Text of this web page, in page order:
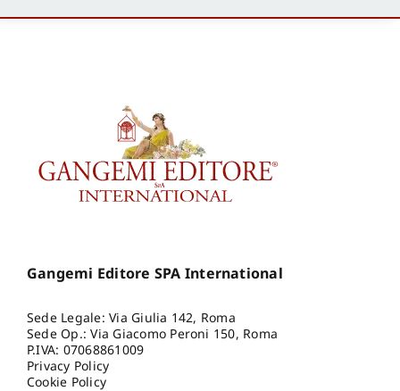
Gangemi Editore SPA International
Sede Legale: Via Giulia 142, Roma
Sede Op.: Via Giacomo Peroni 150, Roma
P.IVA: 07068861009
Privacy Policy
Cookie Policy